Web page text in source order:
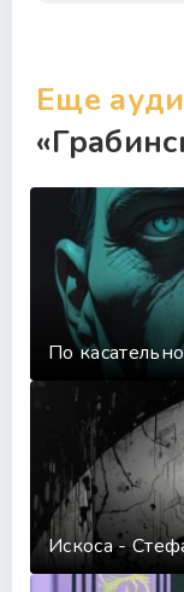
Еще
По
Искоса -